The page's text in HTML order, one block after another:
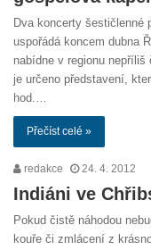
Dva koncerty šestičlenné
uspořádá koncem dubna
nabídne v regionu
je určeno představení,
hod.…
Přečíst celé »
redakce 24. 4. 2012
Indiáni ve
Pokud čistě náhodou
kouře či zmlácení z